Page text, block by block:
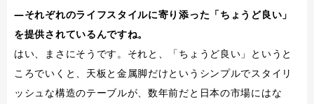
―それぞれのライフスタイルに寄り添った「ちょうど良い」
を提供されているんですね。
はい、まさにそうです。それと、「ちょうど良い」というと
ころでいくと、天板と金属脚だけというシンプルでスタイリ
ッシュな構造のテーブルが、数年前だと日本の市場にはな